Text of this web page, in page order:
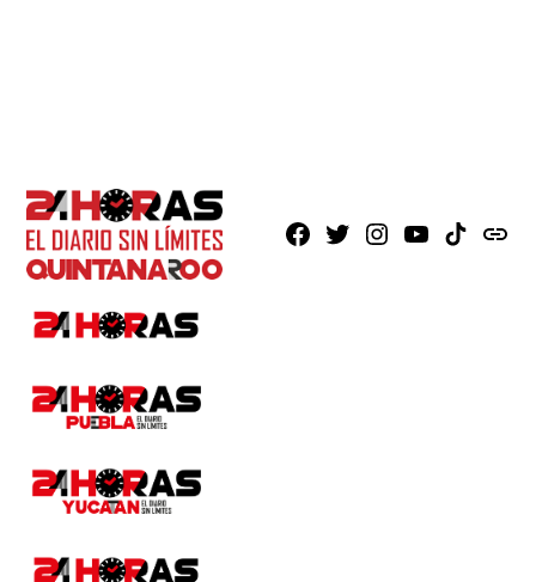
Facebook
X Instagram
YoutubeTikTokissuu